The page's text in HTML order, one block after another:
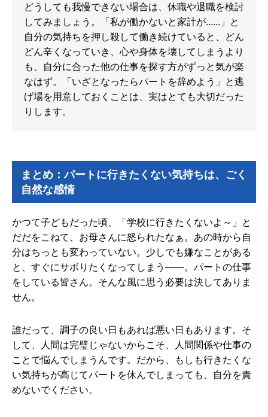
どうしても我慢できない場合は、休職や退職を検討
してみましょう。「私が働かないと家計が......」と
自分の気持ちを押し殺して働き続けていると、どん
どん辛くなっていき、心や身体を壊してしまうより
も、自分に合った他の仕事を探す方がずっと気が楽
なはず。「いざとなったらパートを辞めよう」と逃
げ場を用意しておくことは、実はとても大切だった
りします。
まとめ：パートに行きたくない気持ちは、ごく
自然な感情
かつて子どもだった頃、「学校に行きたくないよ～」と
だだをこねて、お母さんに怒られたなぁ。あの時から自
分はちっとも変わっていない。少しでも嫌なことがある
と、すぐにサボりたくなってしまう――。パートの仕事
をしている皆さん。そんな風に思う必要は決してありま
せん。
誰だって、調子の良い日もあれば悪い日もあります。そ
して、人間は完璧じゃないからこそ、人間関係や仕事の
ことで悩んでしまうんです。だから、もしも行きたくな
い気持ちが高じてパートを休んでしまっても、自分を責
めないでください。